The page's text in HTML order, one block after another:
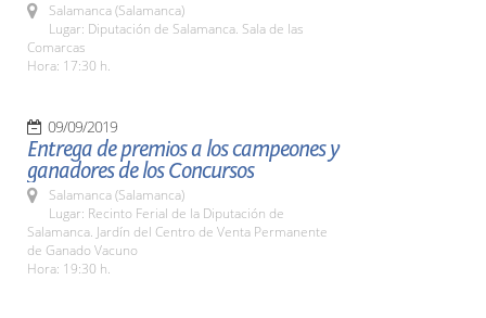
Salamanca (Salamanca)
Lugar: Diputación de Salamanca. Sala de las
Comarcas
Hora: 17:30 h.
09/09/2019
Entrega de premios a los campeones y
ganadores de los Concursos
Salamanca (Salamanca)
Lugar: Recinto Ferial de la Diputación de
Salamanca. Jardín del Centro de Venta Permanente
de Ganado Vacuno
Hora: 19:30 h.